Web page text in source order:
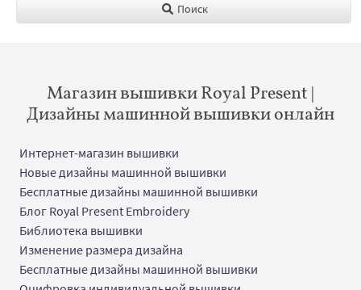
Поиск
Магазин вышивки Royal Present |
Дизайны машинной вышивки онлайн
Интернет-магазин вышивки
Новые дизайны машинной вышивки
Бесплатные дизайны машинной вышивки
Блог Royal Present Embroidery
Библиотека вышивки
Изменение размера дизайна
Бесплатные дизайны машинной вышивки